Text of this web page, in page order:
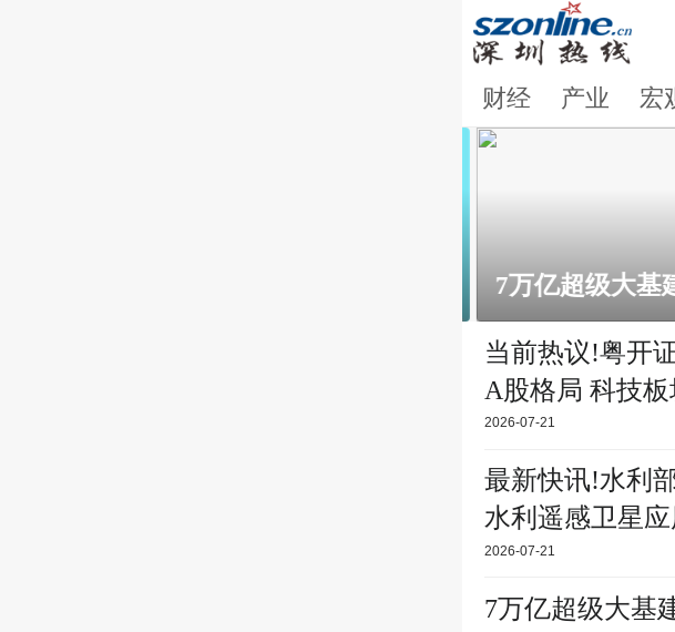
财经 产业 宏
7万亿超级大基
当前热议!粤开
A股格局 科技
2026-07-21
最新快讯!水利
水利遥感卫星
2026-07-21
7万亿超级大基